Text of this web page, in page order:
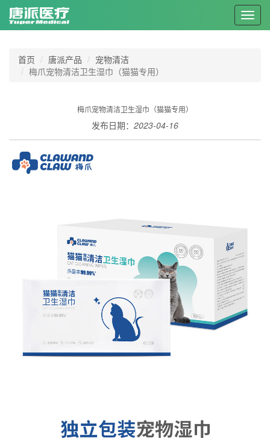
首页 唐派产品
宠物清洁
梅爪宠物清洁卫生湿巾（猫猫专用）
梅爪宠物清洁卫生湿巾（猫猫专用）
发布日期： 2023-04-16